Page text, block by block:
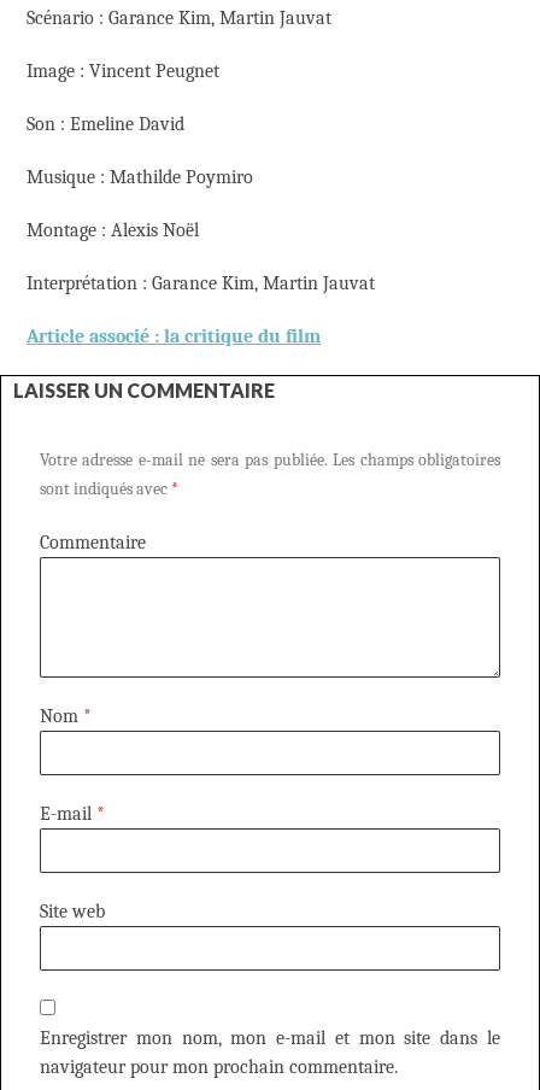
Scénario : Garance Kim, Martin Jauvat
Image : Vincent Peugnet
Son : Emeline David
Musique : Mathilde Poymiro
Montage : Alexis Noël
Interprétation : Garance Kim, Martin Jauvat
Article associé : la critique du film
LAISSER UN COMMENTAIRE
Votre adresse e-mail ne sera pas publiée. Les champs obligatoires
sont indiqués avec *
Commentaire
Nom *
E-mail *
Site web
Enregistrer mon nom, mon e-mail et mon site dans le
navigateur pour mon prochain commentaire.